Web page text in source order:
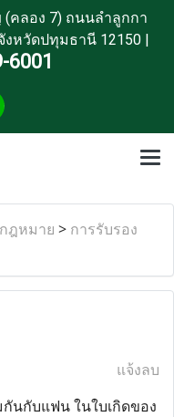
คลอง 7) ถนนลำลูกกา
งหวัดปทุมธานี 12150 |
6001
ฎหมาย > การรับรอง
แจ้งลบ
นกับแฟน ในใบเกิดของ